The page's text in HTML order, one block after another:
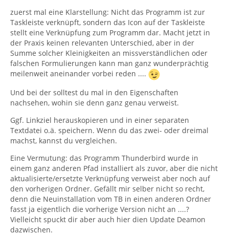
zuerst mal eine Klarstellung: Nicht das Programm ist zur
Taskleiste verknüpft, sondern das Icon auf der Taskleiste
stellt eine Verknüpfung zum Programm dar. Macht jetzt in
der Praxis keinen relevanten Unterschied, aber in der
Summe solcher Kleinigkeiten an missverständlichen oder
falschen Formulierungen kann man ganz wunderprächtig
meilenweit aneinander vorbei reden ....
Und bei der solltest du mal in den Eigenschaften
nachsehen, wohin sie denn ganz genau verweist.
Ggf. Linkziel herauskopieren und in einer separaten
Textdatei o.ä. speichern. Wenn du das zwei- oder dreimal
machst, kannst du vergleichen.
Eine Vermutung: das Programm Thunderbird wurde in
einem ganz anderen Pfad installiert als zuvor, aber die nicht
aktualisierte/ersetzte Verknüpfung verweist aber noch auf
den vorherigen Ordner. Gefällt mir selber nicht so recht,
denn die Neuinstallation vom TB in einen anderen Ordner
fasst ja eigentlich die vorherige Version nicht an ....?
Vielleicht spuckt dir aber auch hier dien Update Deamon
dazwischen.